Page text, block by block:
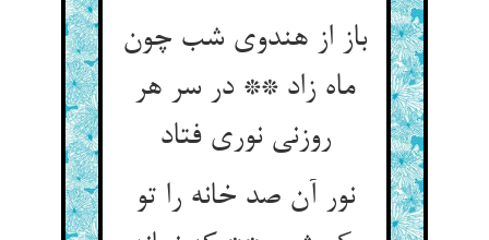
باز از هندوی شب چون
ماه زاد ** در سر هر
روزنی نوری فتاد
نور آن صد خانه را تو